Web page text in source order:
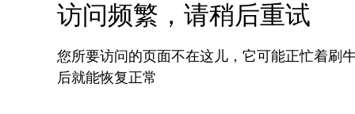
访问频繁，请稍后重试
您所要访问的页面不在这儿，它可能正忙着刷
后就能恢复正常